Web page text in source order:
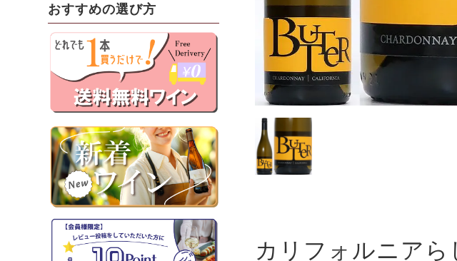
おすすめの選び方
カリフォルニアら